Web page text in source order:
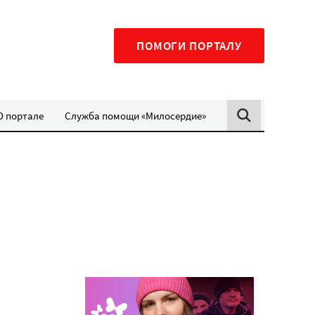
ПОМОГИ ПОРТАЛУ
портале Служба помощи «Милосердие»